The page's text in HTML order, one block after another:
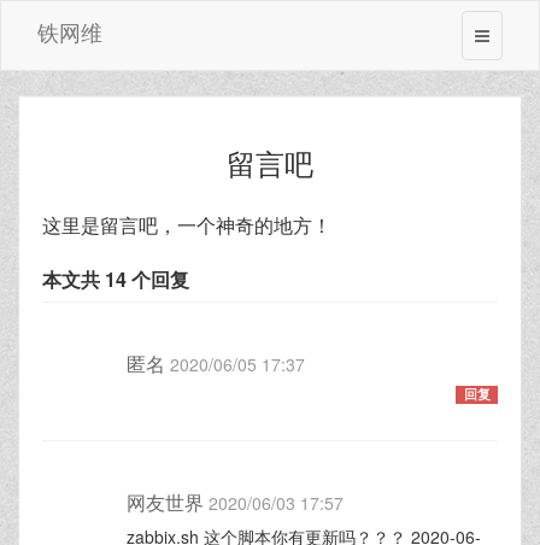
铁网维
留言吧
这里是留言吧，一个神奇的地方！
本文共 14 个回复
匿名 2020/06/05 17:37
回复
网友世界 2020/06/03 17:57
zabbix.sh 这个脚本你有更新吗？？？ 2020-06-